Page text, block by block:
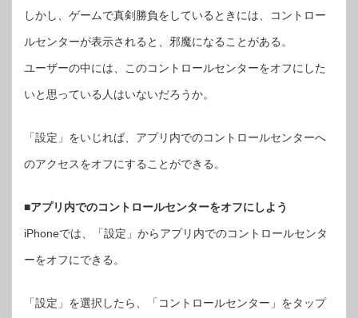
セ
ン
ー
フ
す
る
適
は
しかし、ゲームで真剣勝負をしているときには、コントロー
ルセンターが表示されると、邪魔になることがある。
ユーザーの中には、このコントロールセンターをオフにした
いと思っている人はいないだろうか。
「設定」をいじれば、アプリ内でのコントロールセンターへ
のアクセスをオフにすることができる。
■アプリ内でのコントロールセンターをオフにしよう
iPhoneでは、「設定」からアプリ内でのコントロールセンタ
ーをオフにできる。
「設定」を選択したら、「コントロールセンター」をタップ